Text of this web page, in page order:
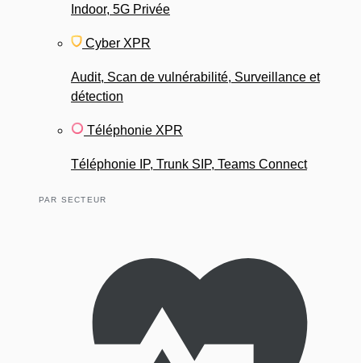
Indoor, 5G Privée
Cyber XPR
Audit, Scan de vulnérabilité, Surveillance et
détection
Téléphonie XPR
Téléphonie IP, Trunk SIP, Teams Connect
PAR SECTEUR